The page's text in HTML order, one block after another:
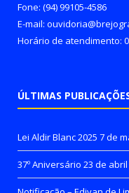
Fone: (94) 99105-4586
E-mail:
Horário de atendimento:
ÚLTIMAS
Lei Aldir Blanc 2025 7 de
37º Aniversário 23 de abril